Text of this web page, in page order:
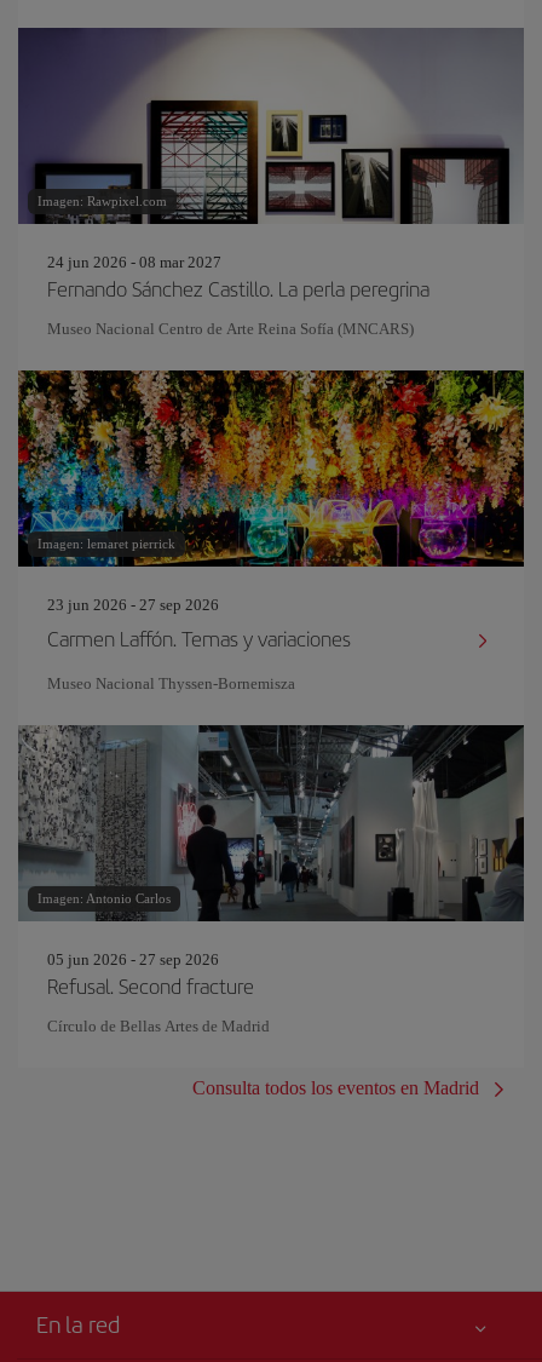
Imagen: Rawpixel.com
24 jun 2026 - 08 mar 2027
Fernando Sánchez Castillo. La perla peregrina
Museo Nacional Centro de Arte Reina Sofía (MNCARS)
Imagen: lemaret pierrick
23 jun 2026 - 27 sep 2026
Carmen Laffón. Temas y variaciones
Museo Nacional Thyssen-Bornemisza
Imagen: Antonio Carlos
05 jun 2026 - 27 sep 2026
Refusal. Second fracture
Círculo de Bellas Artes de Madrid
Consulta todos los eventos en Madrid
En la red